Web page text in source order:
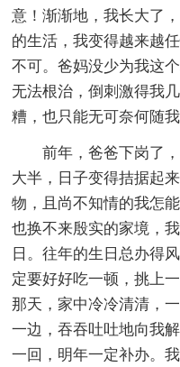
意！渐渐地，我长大了
的生活，我变得越来越
不可。爸妈没少为我这
无法根治，倒刺激得我
糟，也只能无可奈何随我
前年，爸爸下岗了
大半，日子变得拮据起
物，且尚不知情的我怎
也换不来殷实的家境，
日。往年的生日总办得
定要好好吃一顿，挑上
那天，家中冷冷清清，
一边，吞吞吐吐地向我
一回，明年一定补办。